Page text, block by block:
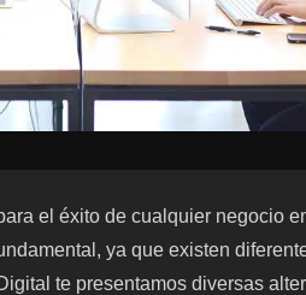
el éxito de cualquier negocio
ya que existen
te presentamos diversas